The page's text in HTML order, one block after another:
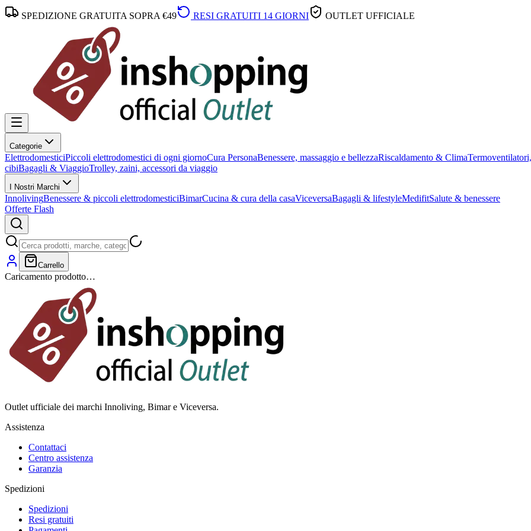
SPEDIZIONE GRATUITA SOPRA €49 RESI GRATUITI 14 GIORNI OUTLET UFFICIALE
Categorie
ElettrodomesticiPiccoli elettrodomestici di ogni giornoCura PersonaBenessere, massaggio e bellezzaRiscaldamento & Clima
cibiBagagli & ViaggioTrolley, zaini, accessori da viaggio
I Nostri Marchi
InnolivingBenessere & piccoli elettrodomesticiBimarCucina & cura della casaViceversaBagagli & lifestyleMedifitSalute & benessere
Offerte Flash
Carrello
Caricamento prodotto…
Outlet ufficiale dei marchi Innoliving, Bimar e Viceversa.
Assistenza
Contattaci
Centro assistenza
Garanzia
Spedizioni
Spedizioni
Resi gratuiti